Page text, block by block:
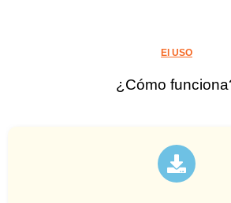
El USO
¿Cómo